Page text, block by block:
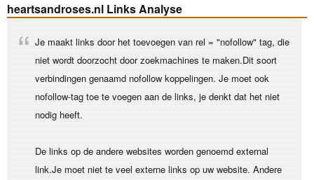
heartsandroses.nl Links Analyse
Je maakt links door het toevoegen van rel = "nofollow" tag, die
niet wordt doorzocht door zoekmachines te maken.Dit soort
verbindingen genaamd nofollow koppelingen. Je moet ook
nofollow-tag toe te voegen aan de links, je denkt dat het niet
nodig heeft.
De links op de andere websites worden genoemd external
link.Je moet niet te veel externe links op uw website. Andere